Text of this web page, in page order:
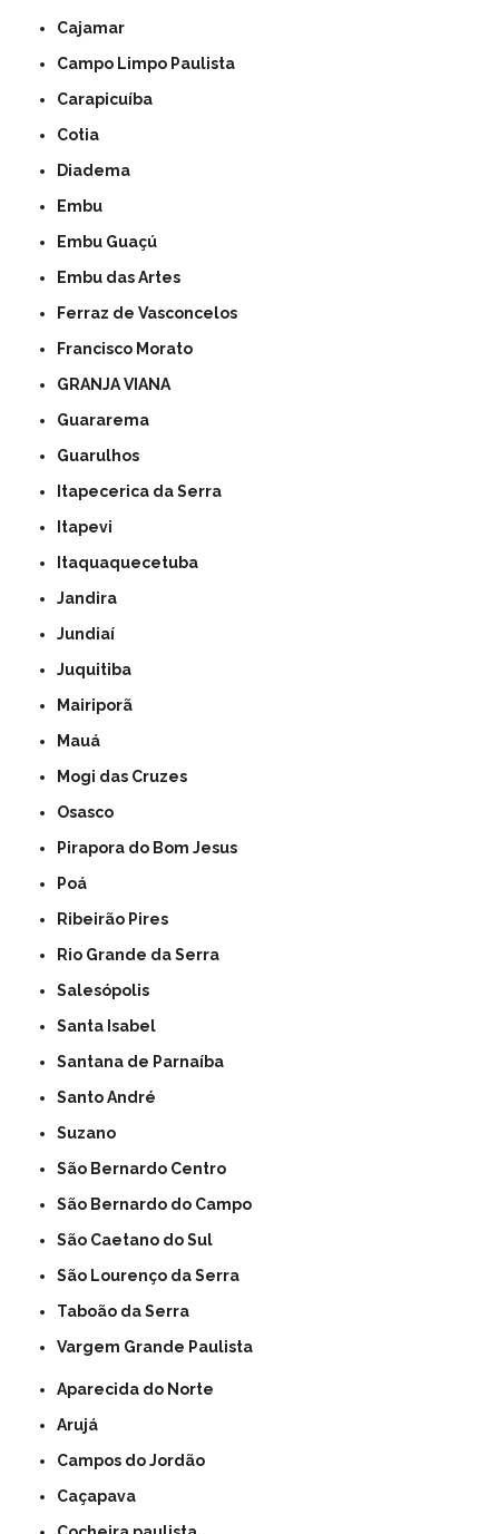
Cajamar
Campo Limpo Paulista
Carapicuíba
Cotia
Diadema
Embu
Embu Guaçú
Embu das Artes
Ferraz de Vasconcelos
Francisco Morato
GRANJA VIANA
Guararema
Guarulhos
Itapecerica da Serra
Itapevi
Itaquaquecetuba
Jandira
Jundiaí
Juquitiba
Mairiporã
Mauá
Mogi das Cruzes
Osasco
Pirapora do Bom Jesus
Poá
Ribeirão Pires
Rio Grande da Serra
Salesópolis
Santa Isabel
Santana de Parnaíba
Santo André
Suzano
São Bernardo Centro
São Bernardo do Campo
São Caetano do Sul
São Lourenço da Serra
Taboão da Serra
Vargem Grande Paulista
Aparecida do Norte
Arujá
Campos do Jordão
Caçapava